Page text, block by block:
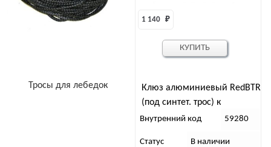
Тросы для лебедок
Клюз алюминиевый RedBTR
(под синтет. трос) к
лебедкам 2000-3000 lbs
1 140 ₽
Внутренний код 59280
Статус В наличии
КУПИТЬ